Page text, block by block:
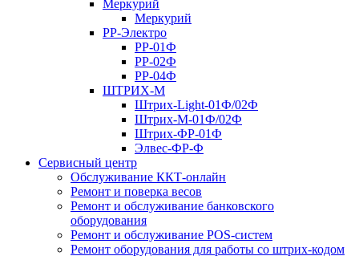
Меркурий
Меркурий
РР-Электро
РР-01Ф
РР-02Ф
РР-04Ф
ШТРИХ-М
Штрих-Light-01Ф/02Ф
Штрих-М-01Ф/02Ф
Штрих-ФР-01Ф
Элвес-ФР-Ф
Сервисный центр
Обслуживание ККТ-онлайн
Ремонт и поверка весов
Ремонт и обслуживание банковского
оборудования
Ремонт и обслуживание POS-систем
Ремонт оборудования для работы со штрих-кодом